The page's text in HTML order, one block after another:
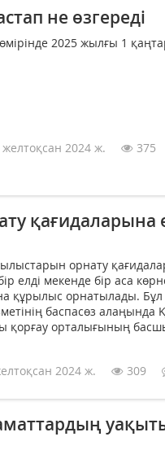
не өзгереді
2025 жылғы 1
2024 ж. 375
қағидаларына
орнату
елді мекенде бір аса
құрылыс орнатылады. Бұл
баспасөз
қорғау орталығының
2024 ж. 309